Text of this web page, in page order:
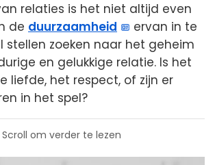
relaties is het niet altijd even
de duurzaamheid
ervan in te
stellen zoeken naar het geheim
en gelukkige relatie. Is het
liefde, het respect, of zijn er
in het spel?
Scroll om verder te lezen